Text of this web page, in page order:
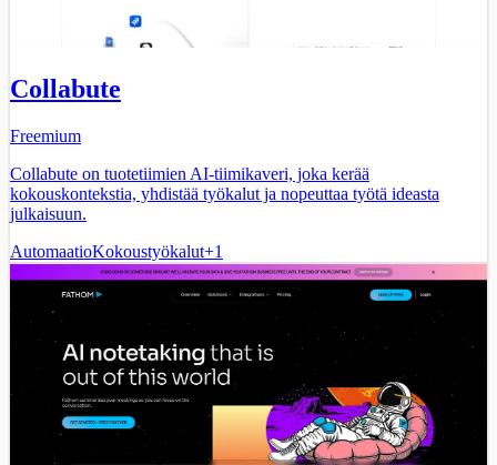
Collabute
Freemium
Collabute on tuotetiimien AI-tiimikaveri, joka kerää
kokouskontekstia, yhdistää työkalut ja nopeuttaa työtä ideasta
julkaisuun.
AutomaatioKokoustyökalut+1